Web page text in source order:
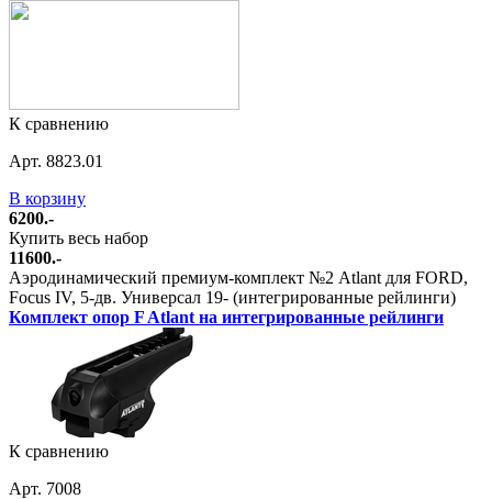
К сравнению
Арт. 8823.01
В корзину
6200.-
Купить весь набор
11600.-
Аэродинамический премиум-комплект №2 Atlant для FORD,
Focus IV, 5-дв. Универсал 19- (интегрированные рейлинги)
Комплект опор F Atlant на интегрированные рейлинги
К сравнению
Арт. 7008